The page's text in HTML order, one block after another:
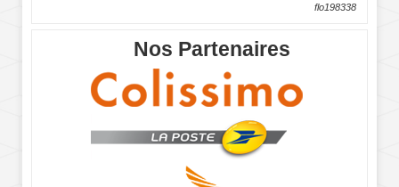
flo198338
Nos Partenaires